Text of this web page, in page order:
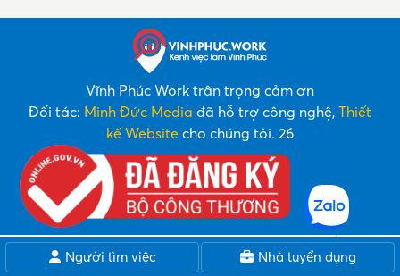
Vĩnh Phúc Work trân trọng cảm ơn
Đối tác: Minh Đức Media đã hỗ trợ công nghệ, Thiết
kế Website cho chúng tôi. 26
Người tìm việc Nhà tuyển dụng